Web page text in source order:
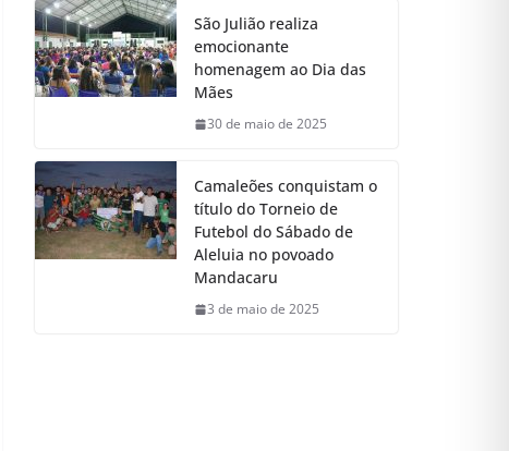
São Julião realiza
emocionante
homenagem ao Dia das
Mães
30 de maio de 2025
Camaleões conquistam o
título do Torneio de
Futebol do Sábado de
Aleluia no povoado
Mandacaru
3 de maio de 2025